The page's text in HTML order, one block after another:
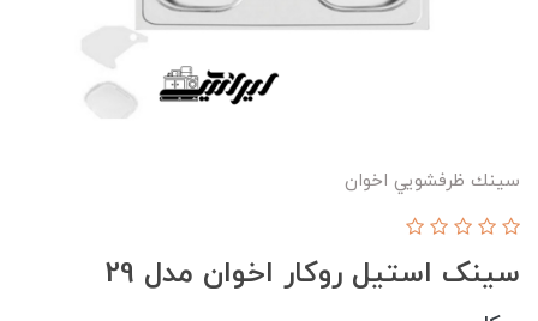
سينك ظرفشويي اخوان
سینک استیل روکار اخوان مدل 29